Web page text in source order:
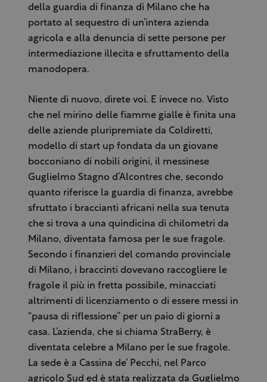
della guardia di finanza di Milano che ha
portato al sequestro di un’intera azienda
agricola e alla denuncia di sette persone per
intermediazione illecita e sfruttamento della
manodopera.
Niente di nuovo, direte voi. E invece no. Visto
che nel mirino delle fiamme gialle è finita una
delle aziende pluripremiate da Coldiretti,
modello di start up fondata da un giovane
bocconiano di nobili origini, il messinese
Guglielmo Stagno d’Alcontres che, secondo
quanto riferisce la guardia di finanza, avrebbe
sfruttato i braccianti africani nella sua tenuta
che si trova a una quindicina di chilometri da
Milano, diventata famosa per le sue fragole.
Secondo i finanzieri del comando provinciale
di Milano, i braccinti dovevano raccogliere le
fragole il più in fretta possibile, minacciati
altrimenti di licenziamento o di essere messi in
“pausa di riflessione” per un paio di giorni a
casa. L’azienda, che si chiama StraBerry, è
diventata celebre a Milano per le sue fragole.
La sede è a Cassina de’ Pecchi, nel Parco
agricolo Sud ed è stata realizzata da Guglielmo